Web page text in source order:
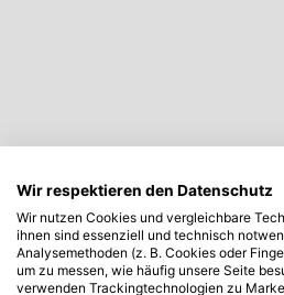
Wir respektieren den Datenschutz
Wir nutzen Cookies und vergleichbare
ihnen sind essenziell und technisch
Analysemethoden (z. B. Cookies oder
um zu messen, wie häufig unsere Seite
verwenden Trackingtechnologien zu